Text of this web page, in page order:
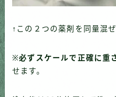
↑この２つの薬剤を同量混
※必ずスケールで正確に重
せます。